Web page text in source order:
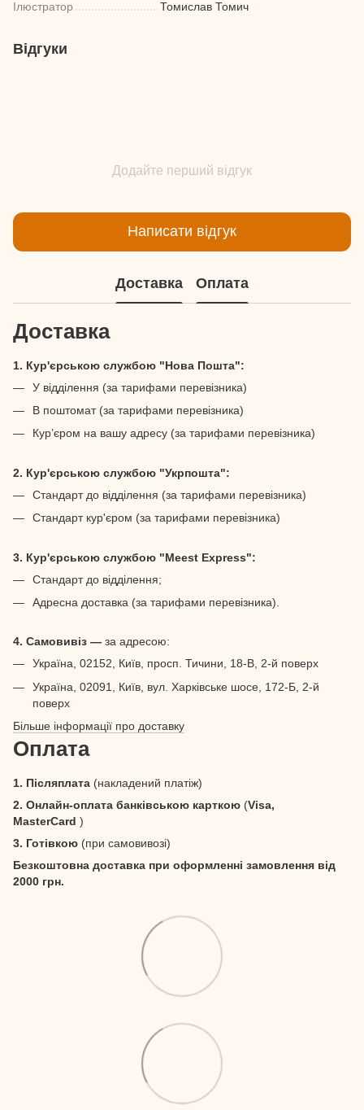
Ілюстратор Томислав Томич
Відгуки
Додайте перший відгук
Написати відгук
Доставка Оплата
Доставка
1. Кур'єрською службою "Нова Пошта":
У відділення (за тарифами перевізника)
В поштомат (за тарифами перевізника)
Кур’єром на вашу адресу (за тарифами перевізника)
2. Кур'єрською службою "Укрпошта":
Стандарт до відділення (за тарифами перевізника)
Стандарт кур'єром (за тарифами перевізника)
3. Кур'єрською службою "Meest Express":
Стандарт до відділення;
Адресна доставка (за тарифами перевізника).
4. Самовивіз — за адресою:
Україна, 02152, Київ, просп. Тичини, 18-В, 2-й поверх
Україна, 02091, Київ, вул. Харківське шосе, 172-Б, 2-й
поверх
Більше інформації про доставку
Оплата
1. Післяплата (накладений платіж)
2. Онлайн-оплата банківською карткою (Visa,
MasterCard )
3. Готівкою (при самовивозі)
Безкоштовна доставка при оформленні замовлення від
2000 грн.